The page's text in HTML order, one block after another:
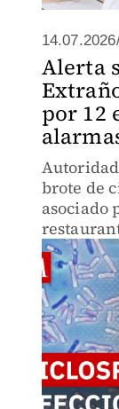
Alerta
por 12
brote de
asociado
diarrea
cilantro y